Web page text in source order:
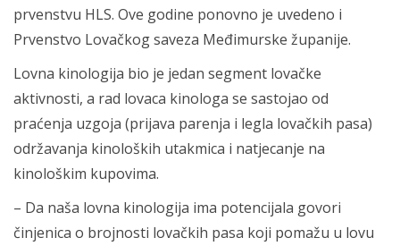
prvenstvu HLS. Ove godine ponovno je uvedeno i
Prvenstvo Lovačkog saveza Međimurske županije.
Lovna kinologija bio je jedan segment lovačke
aktivnosti, a rad lovaca kinologa se sastojao od
praćenja uzgoja (prijava parenja i legla lovačkih pasa)
održavanja kinoloških utakmica i natjecanje na
kinološkim kupovima.
– Da naša lovna kinologija ima potencijala govori
činjenica o brojnosti lovačkih pasa koji pomažu u lovu